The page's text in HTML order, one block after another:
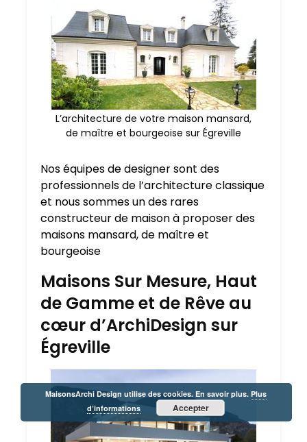
L’architecture de votre maison mansard,
de maître et bourgeoise sur Égreville
Nos équipes de designer sont des
professionnels de l’architecture classique
et nous sommes un des rares
constructeur de maison à proposer des
maisons mansard, de maître et
bourgeoise
Maisons Sur Mesure, Haut
de Gamme et de Rêve au
cœur d’ArchiDesign sur
Égreville
MaisonsArchi Design utilise des cookies. En savoir plus.Plus
d’informations
Accepter